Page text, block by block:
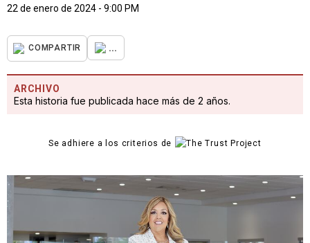
22 de enero de 2024 - 9:00 PM
COMPARTIR ...
ARCHIVO
Esta historia fue publicada hace más de 2 años.
Se adhiere a los criterios de